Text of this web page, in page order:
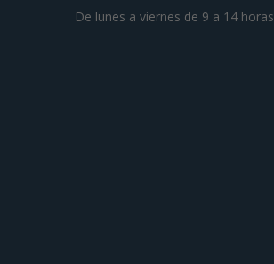
De lunes a viernes de 9 a 14 horas